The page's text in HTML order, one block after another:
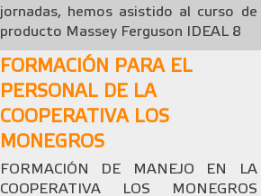
jornadas, hemos asistido al curso de
producto Massey Ferguson IDEAL 8
FORMACIÓN PARA EL
PERSONAL DE LA
COOPERATIVA LOS
MONEGROS
FORMACIÓN DE MANEJO EN LA
COOPERATIVA LOS MONEGROS